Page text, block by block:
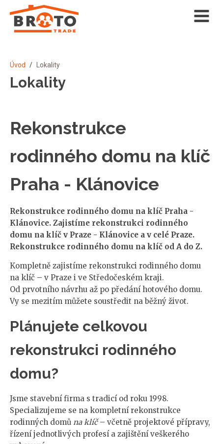
Úvod / Lokality
Lokality
Rekonstrukce
rodinného domu na klíč
Praha - Klánovice
Rekonstrukce rodinného domu na klíč Praha -
Klánovice. Zajistíme rekonstrukci rodinného
domu na klíč v Praze - Klánovice a v celé Praze.
Rekonstrukce rodinného domu na klíč od A do Z.
Kompletně zajistíme rekonstrukci rodinného domu
na klíč – v Praze i ve Středočeském kraji.
Od prvotního návrhu až po předání hotového domu.
Vy se mezitím můžete soustředit na běžný život.
Plánujete celkovou
rekonstrukci rodinného
domu?
Jsme stavební firma s tradicí od roku 1998.
Specializujeme se na kompletní rekonstrukce
rodinných domů na klíč– včetně projektové přípravy,
řízení jednotlivých profesí a zajištění veškerého